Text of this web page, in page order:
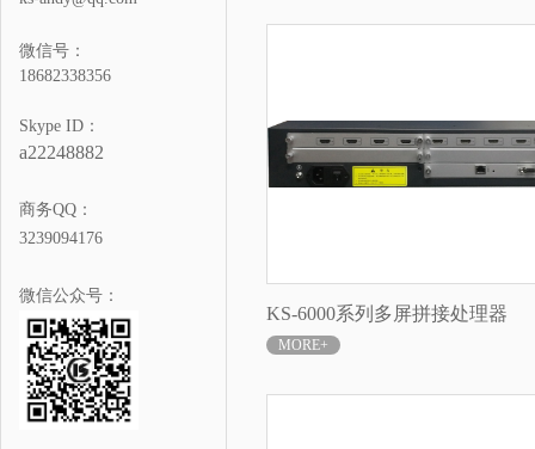
微信号：
18682338356
Skype ID：
a22248882
商务QQ：
3239094176
微信公众号：
KS-6000系列多屏拼接处理器
MORE+